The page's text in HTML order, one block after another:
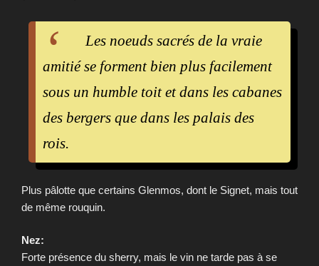
Les noeuds sacrés de la vraie
amitié se forment bien plus facilement
sous un humble toit et dans les cabanes
des bergers que dans les palais des
rois.
Plus pâlotte que certains Glenmos, dont le Signet, mais tout
de même rouquin.
Nez:
Forte présence du sherry, mais le vin ne tarde pas à se